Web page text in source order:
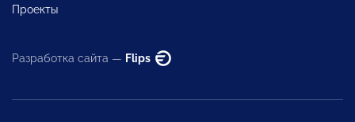
Проекты
Разработка сайта — Flips